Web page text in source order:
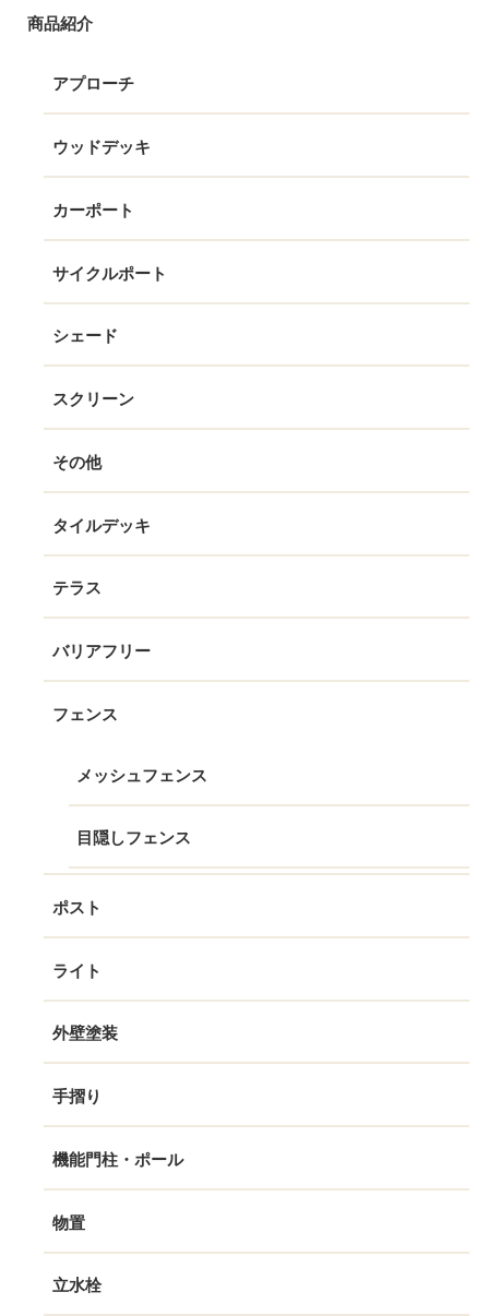
商品紹介
アプローチ
ウッドデッキ
カーポート
サイクルポート
シェード
スクリーン
その他
タイルデッキ
テラス
バリアフリー
フェンス
メッシュフェンス
目隠しフェンス
ポスト
ライト
外壁塗装
手摺り
機能門柱・ポール
物置
立水栓